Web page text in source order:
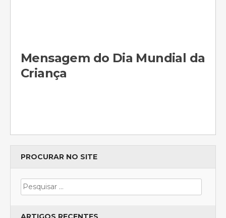
Mensagem do Dia Mundial da
Criança
PROCURAR NO SITE